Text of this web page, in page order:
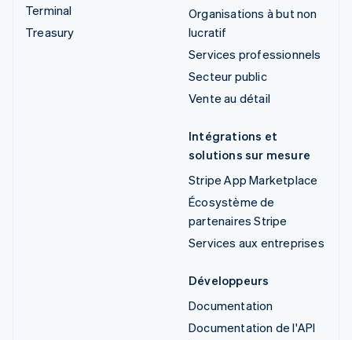
Terminal
Treasury
Organisations à but non
lucratif
Services professionnels
Secteur public
Vente au détail
Intégrations et
solutions sur mesure
Stripe App Marketplace
Écosystème de
partenaires Stripe
Services aux entreprises
Développeurs
Documentation
Documentation de l'API